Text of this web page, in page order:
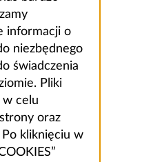
informacji o
niezbędnego
świadczenia
Pliki
w celu
oraz
kliknięciu w